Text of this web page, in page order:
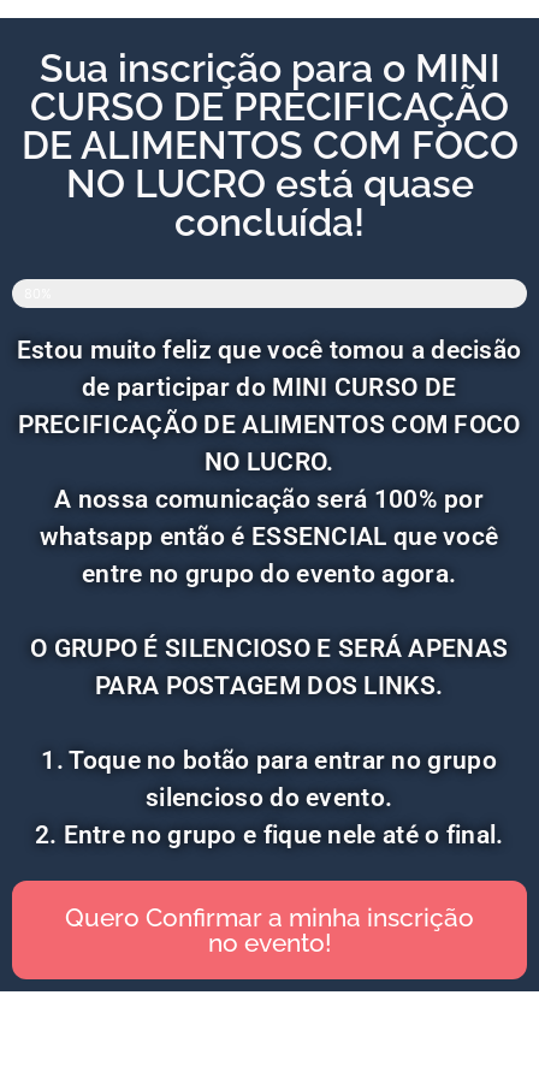
Sua inscrição para o MINI
CURSO DE PRECIFICAÇÃO
DE ALIMENTOS COM FOCO
NO LUCRO está quase
concluída!
Estou muito feliz que você tomou a decisão
de participar do MINI CURSO DE
PRECIFICAÇÃO DE ALIMENTOS COM FOCO
NO LUCRO.
A nossa comunicação será 100% por
whatsapp então é ESSENCIAL que você
entre no grupo do evento agora.
O GRUPO É SILENCIOSO E SERÁ APENAS
PARA POSTAGEM DOS LINKS.
1. Toque no botão para entrar no grupo
silencioso do evento.
2. Entre no grupo e fique nele até o final.
Quero Confirmar a minha inscrição
no evento!